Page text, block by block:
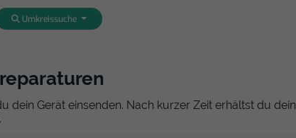
Umkreissuche
dein Gerät einsenden. Nach kurzer Zeit erhältst du dein